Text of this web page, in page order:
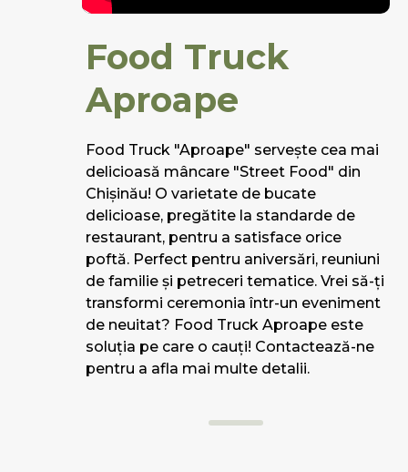
Food Truck
Aproape
Food Truck "Aproape" servește cea mai
delicioasă mâncare "Street Food" din
Chișinău! O varietate de bucate
delicioase, pregătite la standarde de
restaurant, pentru a satisface orice
poftă. Perfect pentru aniversări, reuniuni
de familie și petreceri tematice. Vrei să-ți
transformi ceremonia într-un eveniment
de neuitat? Food Truck Aproape este
soluția pe care o cauți! Contactează-ne
pentru a afla mai multe detalii.